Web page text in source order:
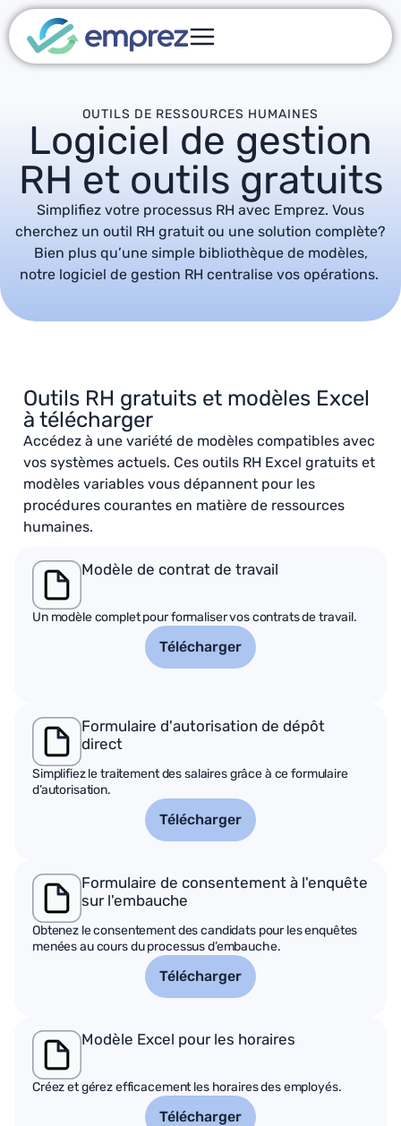
OUTILS DE RESSOURCES HUMAINES
Logiciel de gestion
RH et outils gratuits
Simplifiez votre processus RH avec Emprez. Vous
cherchez un outil RH gratuit ou une solution complète?
Bien plus qu’une simple bibliothèque de modèles,
notre logiciel de gestion RH centralise vos opérations.
Outils RH gratuits et modèles Excel
à télécharger
Accédez à une variété de modèles compatibles avec
vos systèmes actuels. Ces outils RH Excel gratuits et
modèles variables vous dépannent pour les
procédures courantes en matière de ressources
humaines.
Modèle de contrat de travail
Un modèle complet pour formaliser vos contrats de travail.
Télécharger
Formulaire d'autorisation de dépôt
direct
Simplifiez le traitement des salaires grâce à ce formulaire
d’autorisation.
Télécharger
Formulaire de consentement à l'enquête
sur l'embauche
Obtenez le consentement des candidats pour les enquêtes
menées au cours du processus d’embauche.
Télécharger
Modèle Excel pour les horaires
Créez et gérez efficacement les horaires des employés.
Télécharger